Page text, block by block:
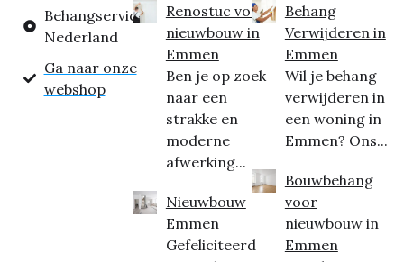
Behangservice
Nederland
Ga naar onze
webshop
Renostuc voor
nieuwbouw in
Emmen
Ben je op zoek
naar een
strakke en
moderne
afwerking...
Nieuwbouw
Emmen
Gefeliciteerd
Behang
Verwijderen in
Emmen
Wil je behang
verwijderen in
een woning in
Emmen? Ons...
Bouwbehang
voor
nieuwbouw in
Emmen